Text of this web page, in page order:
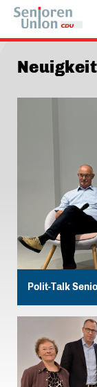
Polit-Talk